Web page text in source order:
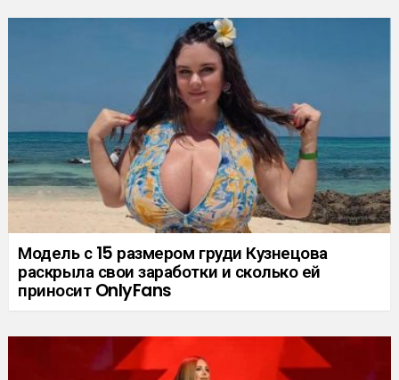
Модель с 15 размером груди Кузнецова
раскрыла свои заработки и сколько ей
приносит OnlyFans